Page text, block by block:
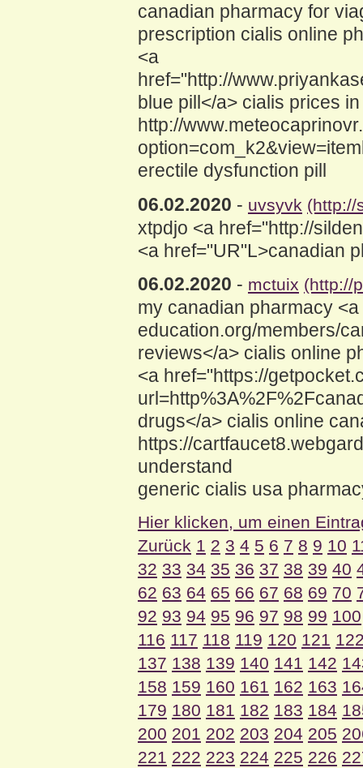
canadian pharmacy for
prescription cialis online
<a
href="http://
blue pill</a> cialis prices
http://
erectile dysfunction pill
06.02.2020 - uvsyvk (http://
xtpdjo <a href="http://
<a href="UR"L>canadian
06.02.2020 - mctuix (http://
my canadian pharmacy
education.org/members/
reviews</a> cialis online
<a href="https://
drugs</a> cialis online
https://
understand
generic cialis usa
Hier klicken, um einen
Zurück 1 2 3 4 5 6 7 8 9 10
32 33 34 35 36 37 38 39 40
62 63 64 65 66 67 68 69 70
92 93 94 95 96 97 98 99 100
116 117 118 119 120 121
137 138 139 140 141 142
158 159 160 161 162 163
179 180 181 182 183 184
200 201 202 203 204 205
221 222 223 224 225 226